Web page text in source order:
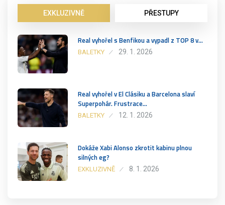
EXKLUZIVNĚ PŘESTUPY
Real vyhořel s Benfikou a vypadl z TOP 8 v…
BALETKY 29. 1. 2026
Real vyhořel v El Clásiku a Barcelona slaví
Superpohár. Frustrace…
BALETKY 12. 1. 2026
Dokáže Xabi Alonso zkrotit kabinu plnou
silných eg?
EXKLUZIVNĚ 8. 1. 2026